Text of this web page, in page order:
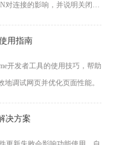
对连接的影响，并说明关闭方
用指南
开发者工具的使用技巧，帮助
地调试网页并优化页面性能。
决方案